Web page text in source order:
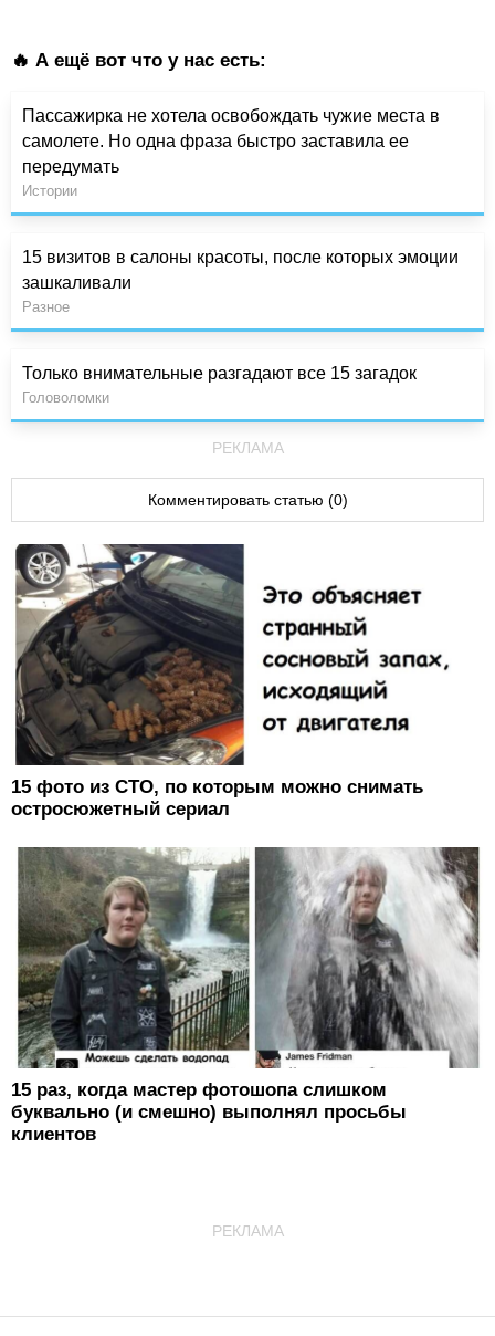
🔥 А ещё вот что у нас есть:
Пассажирка не хотела освобождать чужие места в
самолете. Но одна фраза быстро заставила ее
передумать
Истории
15 визитов в салоны красоты, после которых эмоции
зашкаливали
Разное
Только внимательные разгадают все 15 загадок
Головоломки
РЕКЛАМА
Комментировать статью (0)
15 фото из СТО, по которым можно снимать
остросюжетный сериал
15 раз, когда мастер фотошопа слишком
буквально (и смешно) выполнял просьбы
клиентов
РЕКЛАМА